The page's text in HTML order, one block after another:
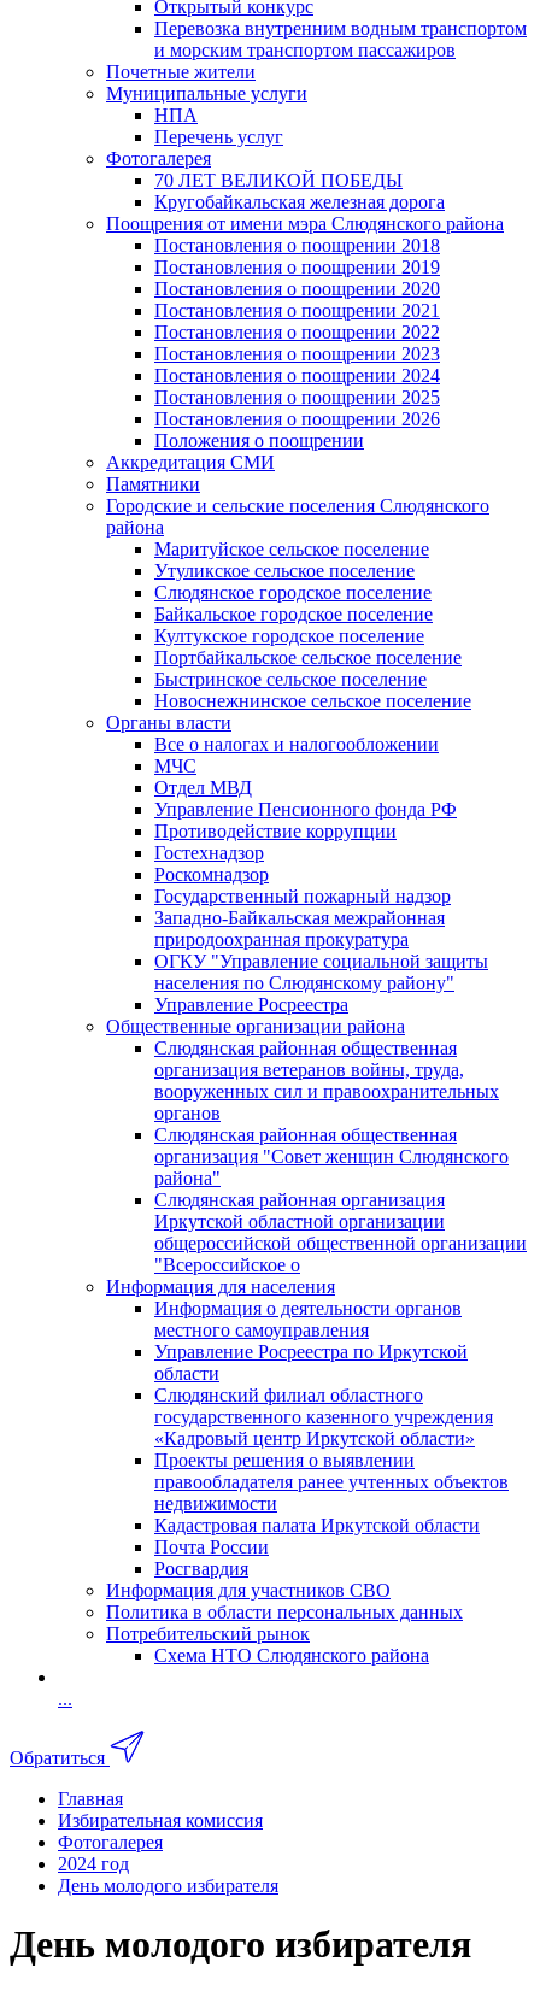
Открытый конкурс
Перевозка внутренним водным транспортом
и морским транспортом пассажиров
Почетные жители
Муниципальные услуги
НПА
Перечень услуг
Фотогалерея
70 ЛЕТ ВЕЛИКОЙ ПОБЕДЫ
Кругобайкальская железная дорога
Поощрения от имени мэра Слюдянского района
Постановления о поощрении 2018
Постановления о поощрении 2019
Постановления о поощрении 2020
Постановления о поощрении 2021
Постановления о поощрении 2022
Постановления о поощрении 2023
Постановления о поощрении 2024
Постановления о поощрении 2025
Постановления о поощрении 2026
Положения о поощрении
Аккредитация СМИ
Памятники
Городские и сельские поселения Слюдянского
района
Маритуйское сельское поселение
Утуликское сельское поселение
Слюдянское городское поселение
Байкальское городское поселение
Култукское городское поселение
Портбайкальское сельское поселение
Быстринское сельское поселение
Новоснежнинское сельское поселение
Органы власти
Все о налогах и налогообложении
МЧС
Отдел МВД
Управление Пенсионного фонда РФ
Противодействие коррупции
Гостехнадзор
Роскомнадзор
Государственный пожарный надзор
Западно-Байкальская межрайонная
природоохранная прокуратура
ОГКУ "Управление социальной защиты
населения по Слюдянскому району"
Управление Росреестра
Общественные организации района
Слюдянская районная общественная
организация ветеранов войны, труда,
вооруженных сил и правоохранительных
органов
Слюдянская районная общественная
организация "Совет женщин Слюдянского
района"
Слюдянская районная организация
Иркутской областной организации
общероссийской общественной организации
"Всероссийское о
Информация для населения
Информация о деятельности органов
местного самоуправления
Управление Росреестра по Иркутской
области
Слюдянский филиал областного
государственного казенного учреждения
«Кадровый центр Иркутской области»
Проекты решения о выявлении
правообладателя ранее учтенных объектов
недвижимости
Кадастровая палата Иркутской области
Почта России
Росгвардия
Информация для участников СВО
Политика в области персональных данных
Потребительский рынок
Схема НТО Слюдянского района
...
Обратиться
Главная
Избирательная комиссия
Фотогалерея
2024 год
День молодого избирателя
День молодого избирателя